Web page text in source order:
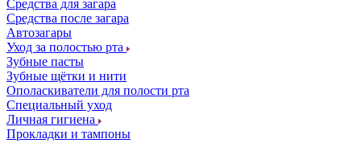
Средства для загара
Средства после загара
Автозагары
Уход за полостью рта
Зубные пасты
Зубные щётки и нити
Ополаскиватели для полости рта
Специальный уход
Личная гигиена
Прокладки и тампоны